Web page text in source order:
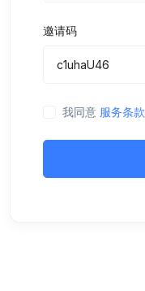
邀请码
我同意 服务条款